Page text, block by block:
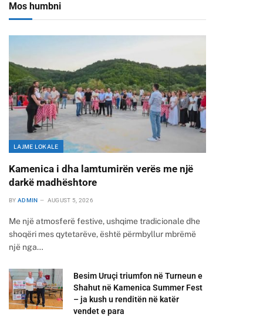
Mos humbni
LAJME LOKALE
Kamenica i dha lamtumirën verës me një
darkë madhështore
BY ADMIN AUGUST 5, 2026
Me një atmosferë festive, ushqime tradicionale dhe
shoqëri mes qytetarëve, është përmbyllur mbrëmë
një nga…
Besim Uruçi triumfon në Turneun e
Shahut në Kamenica Summer Fest
– ja kush u renditën në katër
vendet e para